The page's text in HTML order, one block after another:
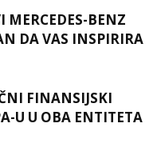
MERCEDES-BENZ
DA VAS INSPIRIRA
FINANSIJSKI
U U OBA ENTITETA